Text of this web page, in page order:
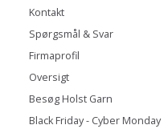
Kontakt
Spørgsmål & Svar
Firmaprofil
Oversigt
Besøg Holst Garn
Black Friday - Cyber Monday